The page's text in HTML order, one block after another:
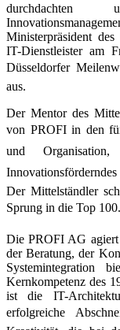
durchdachten
Ministerpräsident
IT-Dienstleister am
Düsseldorfer
aus.
Der Mentor des
von PROFI in den
und Organisation,
Der Mittelständler
Sprung in die Top 100.
Die PROFI AG
der Beratung, der
Systemintegration
Kernkompetenz des
ist die IT-
erfolgreiche